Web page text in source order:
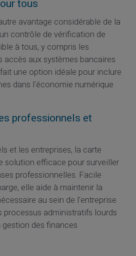
tous
avantage considérable de la
contrôle de vérification de
à tous, y compris les
accès aux systèmes bancaires
une option idéale pour inclure
dans l'économie numérique
professionnels et
et les entreprises, la carte
solution efficace pour surveiller
professionnelles. Facile
elle aide à maintenir la
au sein de l'entreprise
administratifs lourds
des finances